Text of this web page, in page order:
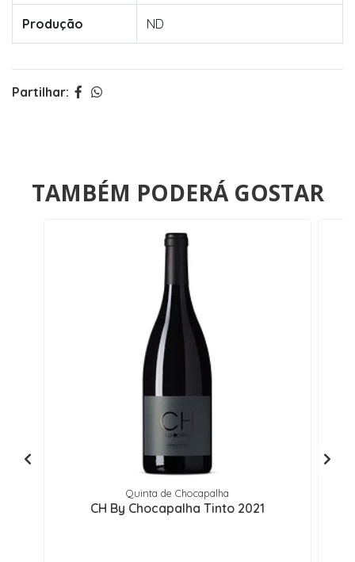
Produção ND
Partilhar:
TAMBÉM PODERÁ GOSTAR
Quinta de Chocapalha
CH By Chocapalha Tinto 2021